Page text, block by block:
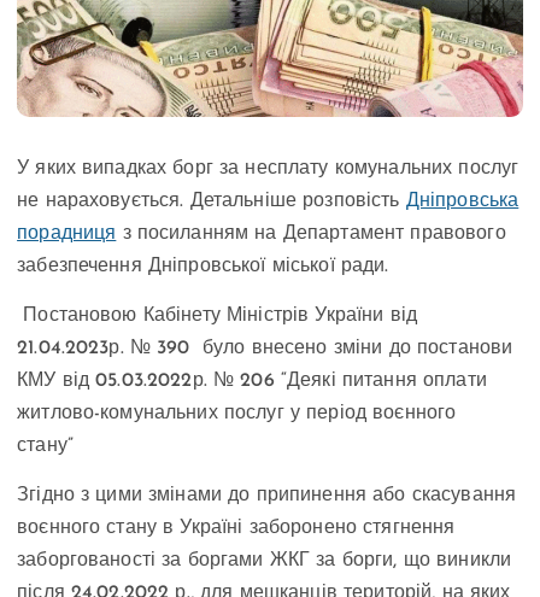
У яких випадках борг за несплату комунальних послуг
не нараховується. Детальніше розповість Дніпровська
порадниця з посиланням на Департамент правового
забезпечення Дніпровської міської ради.
Постановою Кабінету Міністрів України від
21.04.2023р. № 390 було внесено зміни до постанови
КМУ від 05.03.2022р. № 206 “Деякі питання оплати
житлово-комунальних послуг у період воєнного
стану”
Згідно з цими змінами до припинення або скасування
воєнного стану в Україні заборонено стягнення
заборгованості за боргами ЖКГ за борги, що виникли
після 24.02.2022 р., для мешканців територій, на яких